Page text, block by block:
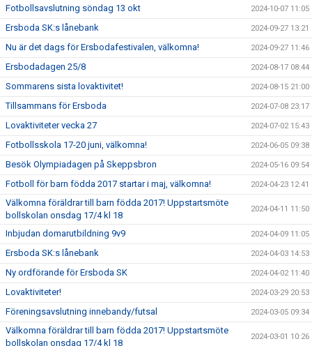
Fotbollsavslutning söndag 13 okt 2024-10-07 11:05
Ersboda SK:s lånebank 2024-09-27 13:21
Nu är det dags för Ersbodafestivalen, välkomna! 2024-09-27 11:46
Ersbodadagen 25/8 2024-08-17 08:44
Sommarens sista lovaktivitet! 2024-08-15 21:00
Tillsammans för Ersboda 2024-07-08 23:17
Lovaktiviteter vecka 27 2024-07-02 15:43
Fotbollsskola 17-20 juni, välkomna! 2024-06-05 09:38
Besök Olympiadagen på Skeppsbron 2024-05-16 09:54
Fotboll för barn födda 2017 startar i maj, välkomna! 2024-04-23 12:41
Välkomna föräldrar till barn födda 2017! Uppstartsmöte
bollskolan onsdag 17/4 kl 18
2024-04-11 11:50
Inbjudan domarutbildning 9v9 2024-04-09 11:05
Ersboda SK:s lånebank 2024-04-03 14:53
Ny ordförande för Ersboda SK 2024-04-02 11:40
Lovaktiviteter! 2024-03-29 20:53
Föreningsavslutning innebandy/futsal 2024-03-05 09:34
Välkomna föräldrar till barn födda 2017! Uppstartsmöte
bollskolan onsdag 17/4 kl 18
2024-03-01 10:26